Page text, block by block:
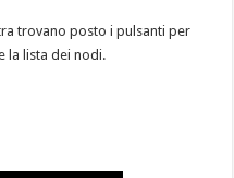
trovano posto i pulsanti per
la lista dei nodi.